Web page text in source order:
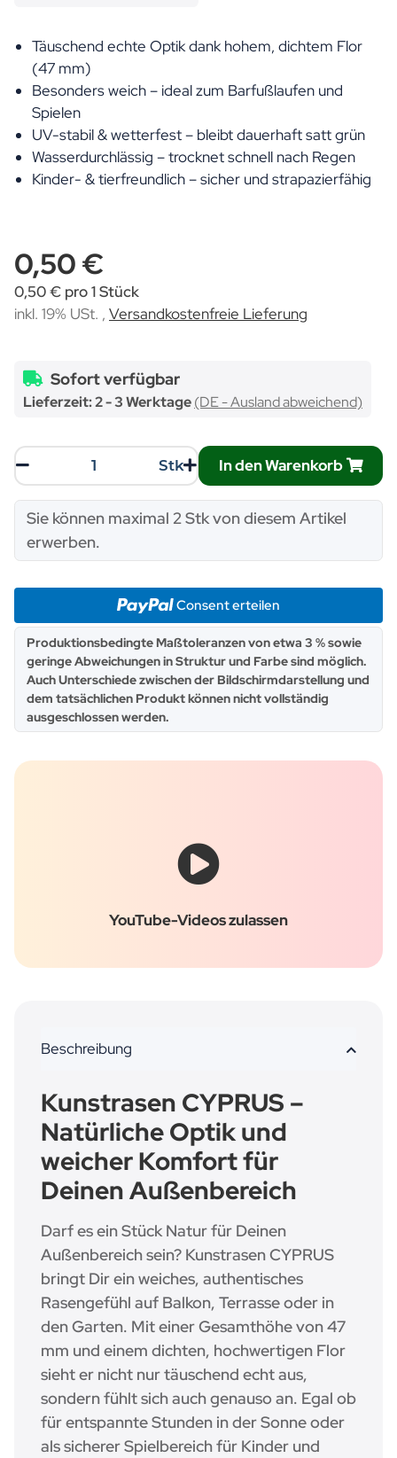
Täuschend echte Optik dank hohem, dichtem Flor
(47 mm)
Besonders weich – ideal zum Barfußlaufen und
Spielen
UV-stabil & wetterfest – bleibt dauerhaft satt grün
Wasserdurchlässig – trocknet schnell nach Regen
Kinder- & tierfreundlich – sicher und strapazierfähig
0,50 €
0,50 € pro 1 Stück
inkl. 19% USt. , Versandkostenfreie Lieferung
Sofort verfügbar
Lieferzeit:2 - 3 Werktage(DE - Ausland abweichend)
Stk In den Warenkorb
x
Sie können maximal 2 Stk von diesem Artikel
erwerben.
Consent erteilen
x
Produktionsbedingte Maßtoleranzen von etwa 3 % sowie
geringe Abweichungen in Struktur und Farbe sind möglich.
Auch Unterschiede zwischen der Bildschirmdarstellung und
dem tatsächlichen Produkt können nicht vollständig
ausgeschlossen werden.
YouTube-Videos zulassen
Beschreibung
Kunstrasen CYPRUS –
Natürliche Optik und
weicher Komfort für
Deinen Außenbereich
Darf es ein Stück Natur für Deinen
Außenbereich sein? Kunstrasen CYPRUS
bringt Dir ein weiches, authentisches
Rasengefühl auf Balkon, Terrasse oder in
den Garten. Mit einer Gesamthöhe von 47
mm und einem dichten, hochwertigen Flor
sieht er nicht nur täuschend echt aus,
sondern fühlt sich auch genauso an. Egal ob
für entspannte Stunden in der Sonne oder
als sicherer Spielbereich für Kinder und